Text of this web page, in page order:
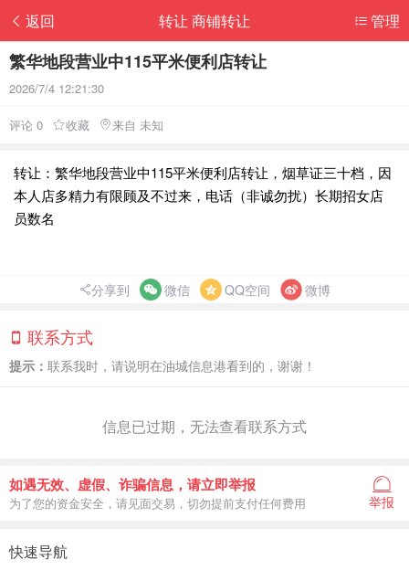
返回 管理
转让 商铺转让
繁华地段营业中115平米便利店转让
2026/7/4 12:21:30
评论 0 收藏 来自 未知
转让：繁华地段营业中115平米便利店转让，烟草证三十档，因
本人店多精力有限顾及不过来，电话（非诚勿扰）长期招女店
员数名
分享到 微信 QQ空间 微博
联系方式
提示： 联系我时，请说明在油城信息港看到的，谢谢！
信息已过期，无法查看联系方式
如遇无效、虚假、诈骗信息，请立即举报
为了您的资金安全，请见面交易，切勿提前支付任何费用 举报
快速导航